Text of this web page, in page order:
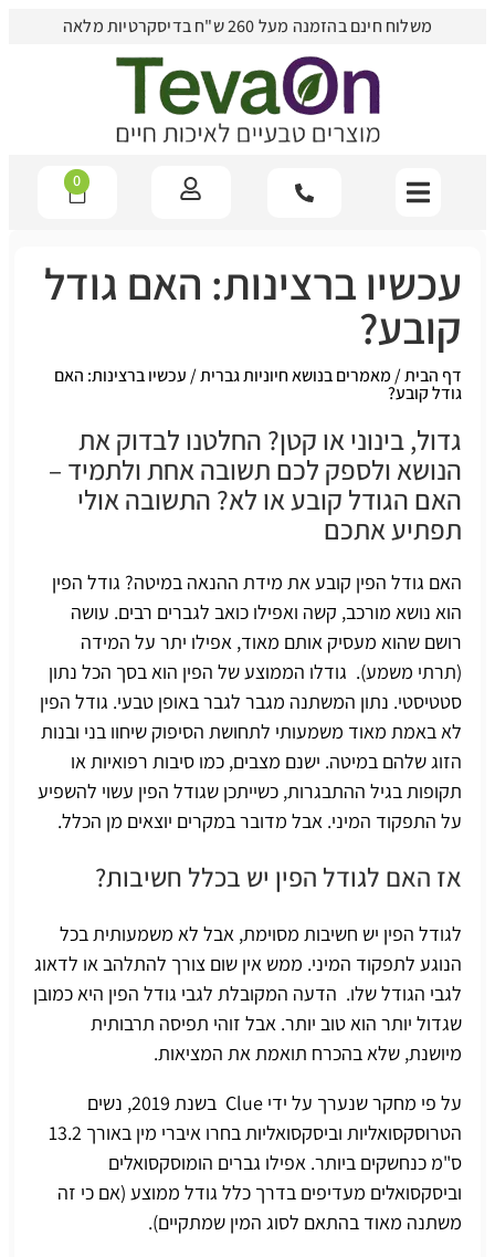
משלוח חינם בהזמנה מעל 260 ש"ח בדיסקרטיות מלאה
0
עכשיו ברצינות: האם גודל
קובע?
דף הבית/ מאמרים בנושא חיוניות גברית/ עכשיו ברצינות: האם
גודל קובע?
גדול, בינוני או קטן? החלטנו לבדוק את
הנושא ולספק לכם תשובה אחת ולתמיד –
האם הגודל קובע או לא? התשובה אולי
תפתיע אתכם
האם גודל הפין קובע את מידת ההנאה במיטה? גודל הפין
הוא נושא מורכב, קשה ואפילו כואב לגברים רבים. עושה
רושם שהוא מעסיק אותם מאוד, אפילו יתר על המידה
(תרתי משמע). גודלו הממוצע של הפין הוא בסך הכל נתון
סטטיסטי. נתון המשתנה מגבר לגבר באופן טבעי. גודל הפין
לא באמת מאוד משמעותי לתחושת הסיפוק שיחוו בני ובנות
הזוג שלהם במיטה. ישנם מצבים, כמו סיבות רפואיות או
תקופות בגיל ההתבגרות, כשייתכן שגודל הפין עשוי להשפיע
על התפקוד המיני. אבל מדובר במקרים יוצאים מן הכלל.
אז האם לגודל הפין יש בכלל חשיבות?
לגודל הפין יש חשיבות מסוימת, אבל לא משמעותית בכל
הנוגע לתפקוד המיני. ממש אין שום צורך להתלהב או לדאוג
לגבי הגודל שלו. הדעה המקובלת לגבי גודל הפין היא כמובן
שגדול יותר הוא טוב יותר. אבל זוהי תפיסה תרבותית
מיושנת, שלא בהכרח תואמת את המציאות.
על פי מחקר שנערך על ידי Clue
בשנת 2019, נשים
הטרוסקסואליות וביסקסואליות בחרו איברי מין באורך 13.2
ס"מ כנחשקים ביותר. אפילו גברים הומוסקסואלים
וביסקסואלים מעדיפים בדרך כלל גודל ממוצע (אם כי זה
משתנה מאוד בהתאם לסוג המין שמתקיים).